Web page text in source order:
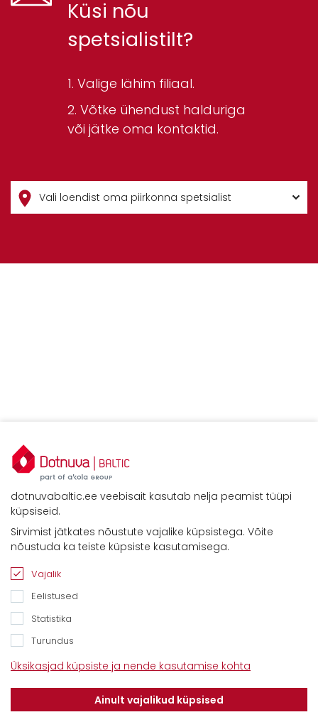
Küsi nõu
spetsialistilt?
Valige lähim filiaal.
Võtke ühendust halduriga
või jätke oma kontaktid.
Kontaktid
Savimäe 7, Vahi 60534, Tartu vald
Tel. 6612800
E-mail:
Klientidele
Meist
Kontaktid
Teenindus
Finantseerimine
dotnuvabaltic.ee veebisait kasutab nelja peamist tüüpi
küpsiseid.
Sirvimist jätkates nõustute vajalike küpsistega. Võite
nõustuda ka teiste küpsiste kasutamisega.
Vajalik
Eelistused
Statistika
Turundus
Üksikasjad küpsiste ja nende kasutamise kohta
Ainult vajalikud küpsised